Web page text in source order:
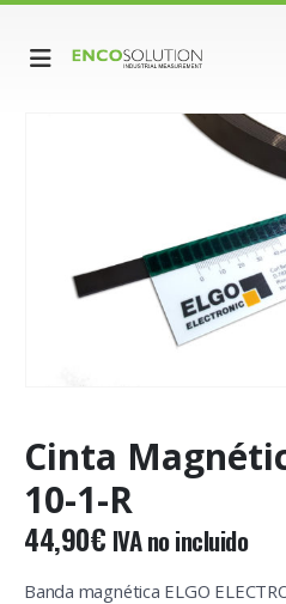
Cinta
10-1-R
44,90€ IVA no incluido
Banda magnética ELGO